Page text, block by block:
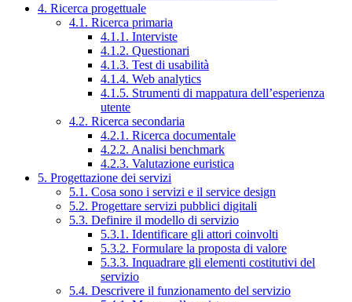
4. Ricerca progettuale
4.1. Ricerca primaria
4.1.1. Interviste
4.1.2. Questionari
4.1.3. Test di usabilità
4.1.4. Web analytics
4.1.5. Strumenti di mappatura dell’esperienza
utente
4.2. Ricerca secondaria
4.2.1. Ricerca documentale
4.2.2. Analisi benchmark
4.2.3. Valutazione euristica
5. Progettazione dei servizi
5.1. Cosa sono i servizi e il service design
5.2. Progettare servizi pubblici digitali
5.3. Definire il modello di servizio
5.3.1. Identificare gli attori coinvolti
5.3.2. Formulare la proposta di valore
5.3.3. Inquadrare gli elementi costitutivi del
servizio
5.4. Descrivere il funzionamento del servizio